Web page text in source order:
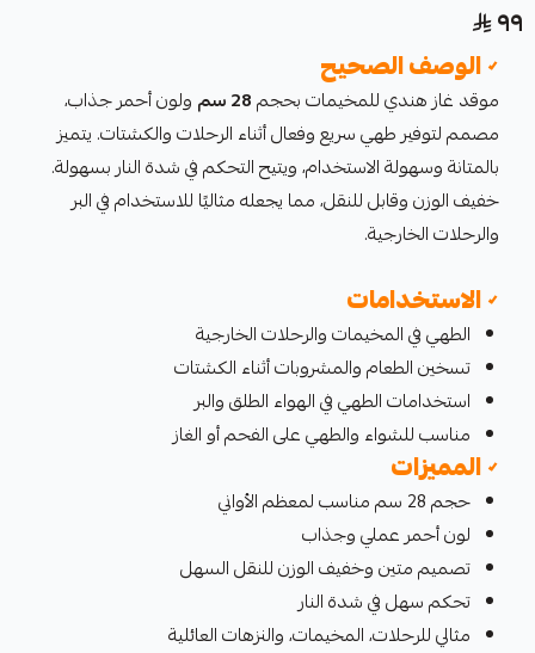
٩٩
✓ الوصف الصحيح
موقد غاز هندي للمخيمات بحجم28 سم
ولون أحمر جذاب،
مصمم لتوفير طهي سريع وفعال أثناء الرحلات والكشتات. يتميز
بالمتانة وسهولة الاستخدام، ويتيح التحكم في شدة النار بسهولة.
خفيف الوزن وقابل للنقل، مما يجعله مثاليًا للاستخدام في البر
والرحلات الخارجية.
✓ الاستخدامات
الطهي في المخيمات والرحلات الخارجية
تسخين الطعام والمشروبات أثناء الكشتات
استخدامات الطهي في الهواء الطلق والبر
مناسب للشواء والطهي على الفحم أو الغاز
✓ المميزات
حجم 28 سم مناسب لمعظم الأواني
لون أحمر عملي وجذاب
تصميم متين وخفيف الوزن للنقل السهل
تحكم سهل في شدة النار
مثالي للرحلات، المخيمات، والنزهات العائلية